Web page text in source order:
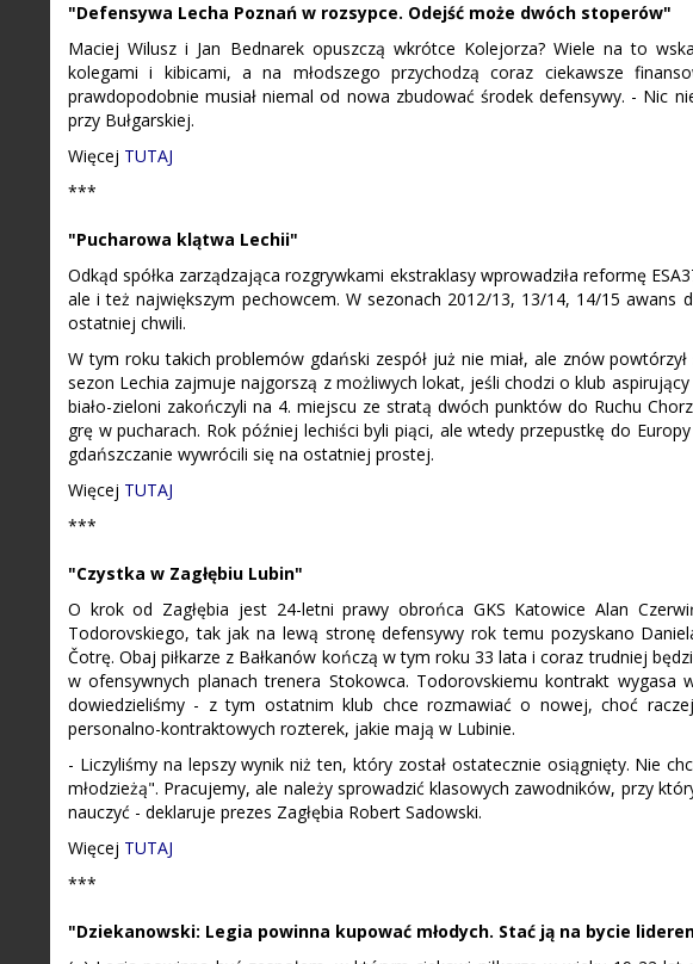
"Defensywa Lecha Poznań w rozsypce. Odejść może dwóch stoperów"
Maciej Wilusz i Jan Bednarek opuszczą wkrótce Kolejorza? Wiele na to
kolegami i kibicami, a na młodszego przychodzą coraz ciekawsze
prawdopodobnie musiał niemal od nowa zbudować środek defensywy. - Nic
przy Bułgarskiej.
Więcej TUTAJ
***
"Pucharowa klątwa Lechii"
Odkąd spółka zarządzająca rozgrywkami ekstraklasy wprowadziła reformę
ale i też największym pechowcem. W sezonach 2012/13, 13/14, 14/15 awans
ostatniej chwili.
W tym roku takich problemów gdański zespół już nie miał, ale znów
sezon Lechia zajmuje najgorszą z możliwych lokat, jeśli chodzi o klub
biało-zieloni zakończyli na 4. miejscu ze stratą dwóch punktów do Ruchu
grę w pucharach. Rok później lechiści byli piąci, ale wtedy przepustkę do
gdańszczanie wywrócili się na ostatniej prostej.
Więcej TUTAJ
***
"Czystka w Zagłębiu Lubin"
O krok od Zagłębia jest 24-letni prawy obrońca GKS Katowice Alan
Todorovskiego, tak jak na lewą stronę defensywy rok temu pozyskano
Čotrę. Obaj piłkarze z Bałkanów kończą w tym roku 33 lata i coraz trudniej
w ofensywnych planach trenera Stokowca. Todorovskiemu kontrakt
dowiedzieliśmy - z tym ostatnim klub chce rozmawiać o nowej, choć
personalno-kontraktowych rozterek, jakie mają w Lubinie.
- Liczyliśmy na lepszy wynik niż ten, który został ostatecznie osiągnięty. Nie
młodzieżą". Pracujemy, ale należy sprowadzić klasowych zawodników, przy
nauczyć - deklaruje prezes Zagłębia Robert Sadowski.
Więcej TUTAJ
***
"Dziekanowski: Legia powinna kupować młodych. Stać ją na bycie